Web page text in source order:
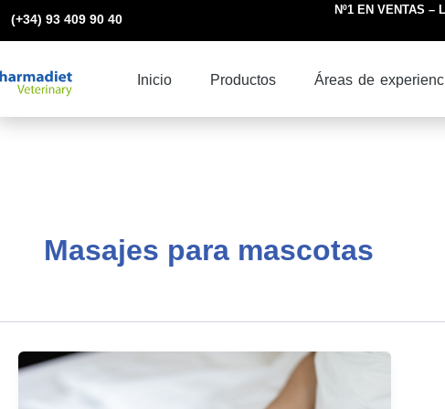
(+34) 93 409 90 40
Nº1 EN VENTAS
Inicio Productos Áreas de
Masajes para mascotas